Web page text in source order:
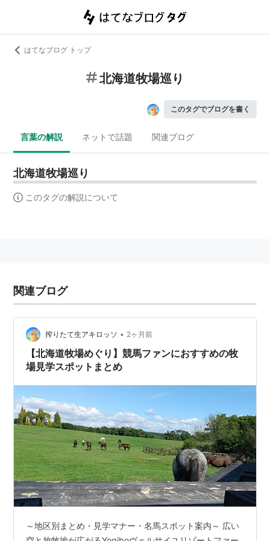
はてなブログ トップ
北海道牧場巡り
このタグでブログを書く
言葉の解説 ネットで話題 関連ブログ
北海道牧場巡り
このタグの解説について
関連ブログ
搾りたて生アキロッソ • 2ヶ月前
【北海道牧場めぐり】競馬ファンにおすすめの牧
場見学スポットまとめ
～地区別まとめ・見学マナー・名馬スポット案内～ 広い